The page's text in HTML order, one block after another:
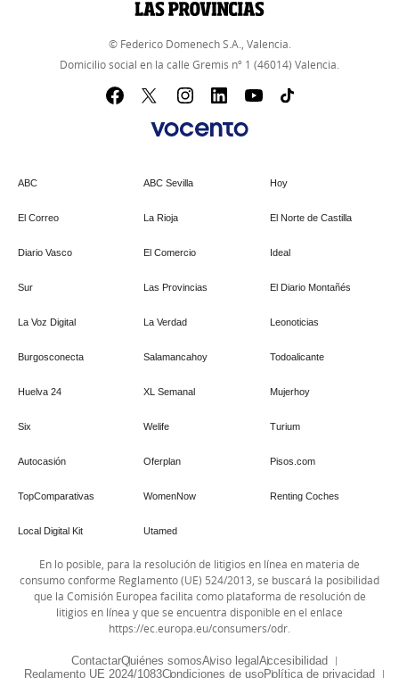
© Federico Domenech S.A., Valencia.
Domicilio social en la calle Gremis nº 1 (46014) Valencia.
ABC ABC Sevilla Hoy
El Correo La Rioja El Norte de Castilla
Diario Vasco El Comercio Ideal
Sur Las Provincias El Diario Montañés
La Voz Digital La Verdad Leonoticias
Burgosconecta Salamancahoy Todoalicante
Huelva 24 XL Semanal Mujerhoy
Six Welife Turium
Autocasión Oferplan Pisos.com
TopComparativas WomenNow Renting Coches
Local Digital Kit Utamed
En lo posible, para la resolución de litigios en línea en materia de
consumo conforme Reglamento (UE) 524/2013, se buscará la posibilidad
que la Comisión Europea facilita como plataforma de resolución de
litigios en línea y que se encuentra disponible en el enlace
https://ec.europa.eu/consumers/odr.
ContactarQuiénes somosAviso legal Accesibilidad
Reglamento UE 2024/1083Condiciones de usoPolítica de privacidad